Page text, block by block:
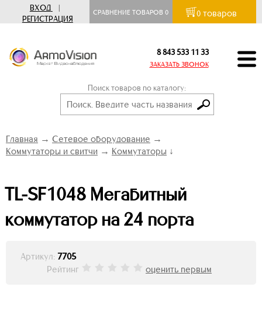
ВХОД
|
РЕГИСТРАЦИЯ
СРАВНЕНИЕ ТОВАРОВ0 0 товаров
8 843 533 11 33
ЗАКАЗАТЬ ЗВОНОК
Поиск товаров по каталогу:
Главная → Сетевое оборудование →
Коммутаторы и свитчи → Коммутаторы ↓
TL-SF1048 Мегабитный
коммутатор на 24 порта
Артикул: 7705
Рейтинг
оценить первым